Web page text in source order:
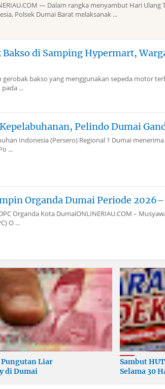
— Dalam rangka menyambut Hari Ulang
Polsek Dumai Barat melaksanak ...
Bakso di Samping Hypermart,
gerobak bakso yang menggunakan sepeda motor
...
Pelindo Dumai
Indonesia (Persero) Regional 1 Dumai
...
Organda Dumai Periode
Organda Kota DumaiONLINERIAU.COM –
O ...
Pungutan Liar
di Dumai
Sambut
Selama 30